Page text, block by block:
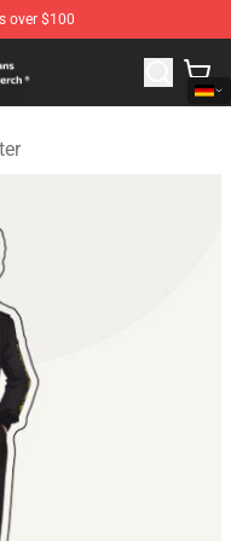
over $100
Tokyo Revengers